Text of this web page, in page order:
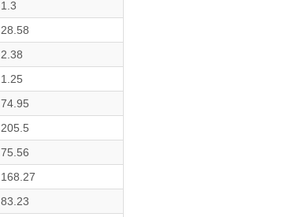
1.3
28.58
2.38
1.25
74.95
205.5
75.56
168.27
83.23